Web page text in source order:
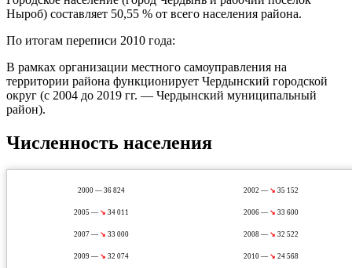
Ныроб) составляет 50,55 % от всего населения района.
По итогам переписи 2010 года:
В рамках организации местного самоуправления на
территории района функционирует Чердынский городской
округ (с 2004 до 2019 гг. — Чердынский муниципальный
район).
Численность населения
2000 — 36 824 2002 — ↘ 35 152
2005 — ↘ 34 011 2006 — ↘ 33 600
2007 — ↘ 33 000 2008 — ↘ 32 522
2009 — ↘ 32 074 2010 — ↘ 24 568